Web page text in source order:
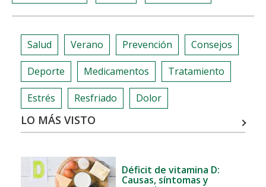
Salud Verano Prevención Consejos
Deporte Medicamentos Tratamiento
Estrés Resfriado Dolor
LO MÁS VISTO
Déficit de vitamina D:
Causas, síntomas y